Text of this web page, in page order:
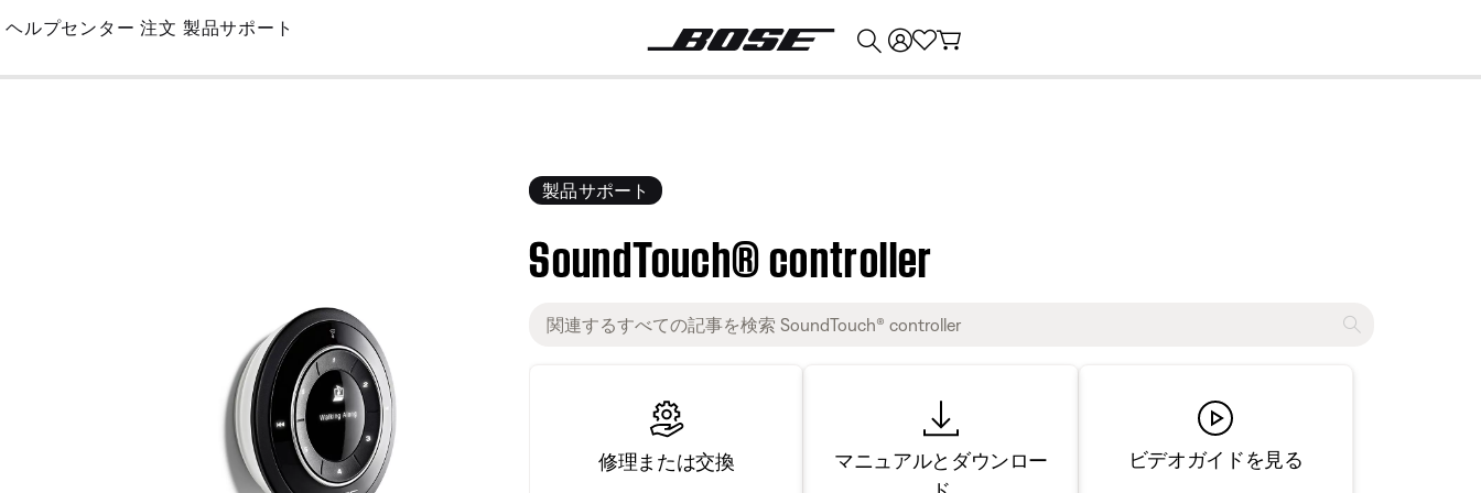
Skip
Main
ヘルプセンター 注文 製品サポート
製品サポート
SoundTouch® controller
修理または交換
マニュアルとダウンロー
ビデオガイドを見る